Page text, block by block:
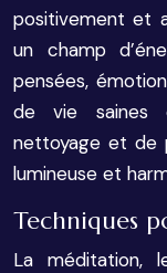
positivement et
un champ
pensées,
de vie saines
nettoyage et de
lumineuse et
Techniques
La méditation,